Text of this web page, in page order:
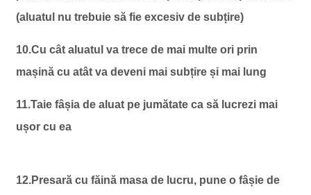
(aluatul nu trebuie să fie excesiv de subțire)
10.Cu cât aluatul va trece de mai multe ori prin
mașină cu atât va deveni mai subțire și mai lung
11.Taie fâșia de aluat pe jumătate ca să lucrezi mai
ușor cu ea
12.Presară cu făină masa de lucru, pune o fâșie de